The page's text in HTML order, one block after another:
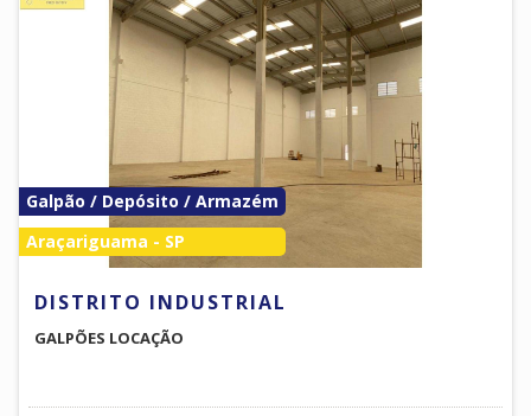
Galpão / Depósito / Armazém
Araçariguama - SP
DISTRITO INDUSTRIAL
GALPÕES LOCAÇÃO